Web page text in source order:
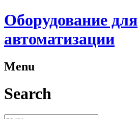
Оборудование для
автоматизации
Menu
Search